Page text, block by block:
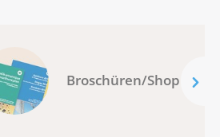
Broschüren/Shop